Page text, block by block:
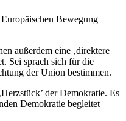
Bewegung
außerdem eine ‚direktere
Sei sprach sich für die
der Union bestimmen.
der Demokratie. Es
Demokratie begleitet